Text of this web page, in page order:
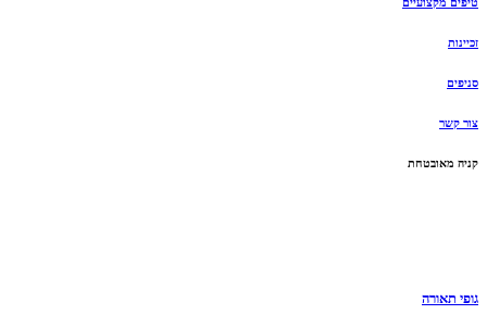
זכיינות
סניפים
צור קשר
קניה מאובטחת
גופי תאורה